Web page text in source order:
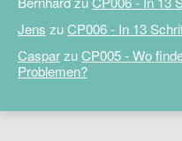
Jens zuCP006 - In 13
CasparzuCP005 - Wo
Problemen?